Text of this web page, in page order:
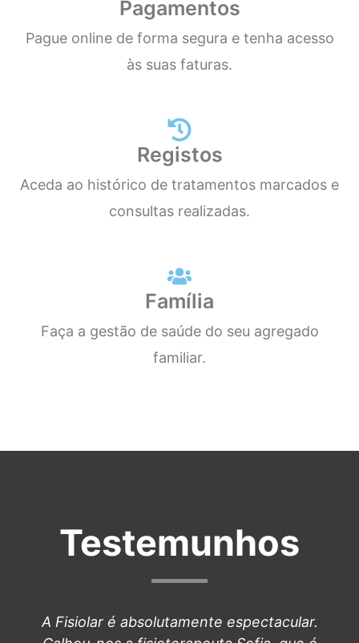
Pagamentos
Pague online de forma segura e tenha acesso
às suas faturas.
Registos
Aceda ao histórico de tratamentos marcados e
consultas realizadas.
Família
Faça a gestão de saúde do seu agregado
familiar.
Testemunhos
A Fisiolar é absolutamente espectacular.